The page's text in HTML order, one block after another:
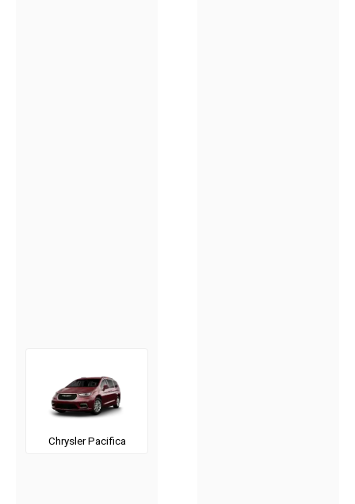
Chrysler Pacifica